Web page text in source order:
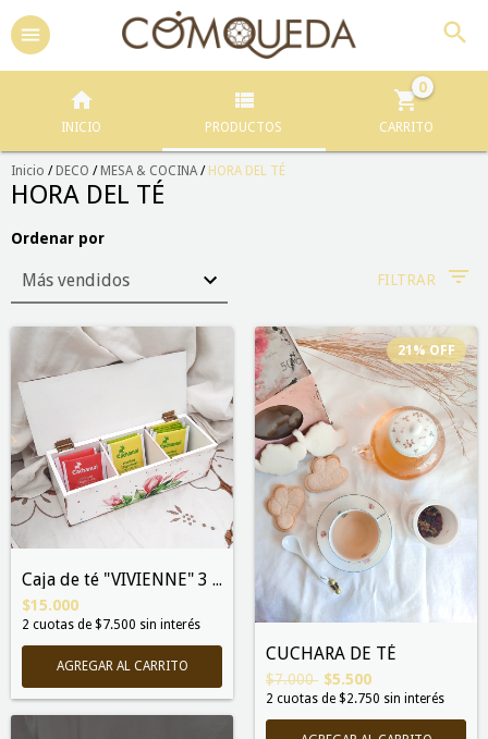
INICIO PRODUCTOS CARRITO
0
Inicio / DECO / MESA & COCINA / HORA DEL TÉ
HORA DEL TÉ
Ordenar por
FILTRAR
Caja de té "VIVIENNE" 3 divisiones
$15.000
2 cuotas de $7.500 sin interés
AGREGAR AL CARRITO
21 % OFF
CUCHARA DE TÉ
$7.000 $5.500
2 cuotas de $2.750 sin interés